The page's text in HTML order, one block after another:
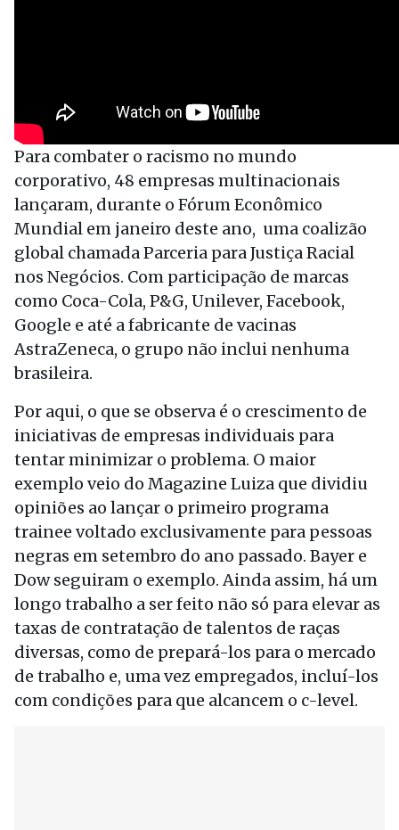
Para combater o racismo no mundo
corporativo, 48 empresas multinacionais
lançaram, durante o Fórum Econômico
Mundial em janeiro deste ano, uma coalizão
global chamada Parceria para Justiça Racial
nos Negócios. Com participação de marcas
como Coca-Cola, P&G, Unilever, Facebook,
Google e até a fabricante de vacinas
AstraZeneca, o grupo não inclui nenhuma
brasileira.
Por aqui, o que se observa é o crescimento de
iniciativas de empresas individuais para
tentar minimizar o problema. O maior
exemplo veio do Magazine Luiza que dividiu
opiniões ao lançar o primeiro programa
trainee voltado exclusivamente para pessoas
negras em setembro do ano passado. Bayer e
Dow seguiram o exemplo. Ainda assim, há um
longo trabalho a ser feito não só para elevar as
taxas de contratação de talentos de raças
diversas, como de prepará-los para o mercado
de trabalho e, uma vez empregados, incluí-los
com condições para que alcancem o c-level.